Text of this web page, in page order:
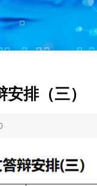
排（三）